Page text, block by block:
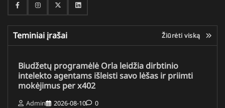
FacebookInstagramTwitterLinkedin
Teminiai įrašai Žiūrėti viską
Biudžetų programėlė Orla leidžia dirbtinio
intelekto agentams išleisti savo lėšas ir priimti
mokėjimus per x402
Admin 2026-08-10 0